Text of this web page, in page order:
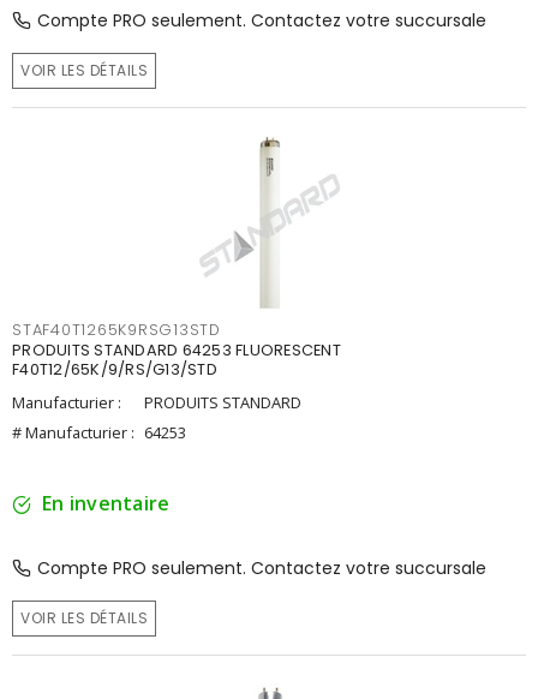
Compte PRO seulement. Contactez votre succursale
VOIR LES DÉTAILS
STAF40T1265K9RSG13STD
PRODUITS STANDARD 64253 FLUORESCENT
F40T12/65K/9/RS/G13/STD
Manufacturier :
PRODUITS STANDARD
# Manufacturier : 64253
En inventaire
Compte PRO seulement. Contactez votre succursale
VOIR LES DÉTAILS